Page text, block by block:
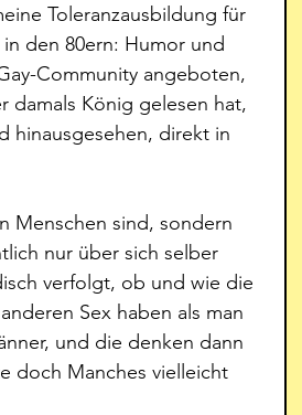
Toleranzausbildung für
den 80ern: Humor und
Community angeboten,
König gelesen hat,
hinausgesehen, direkt in
Menschen sind, sondern
nur über sich selber
verfolgt, ob und wie die
Sex haben als man
und die denken dann
doch Manches vielleicht